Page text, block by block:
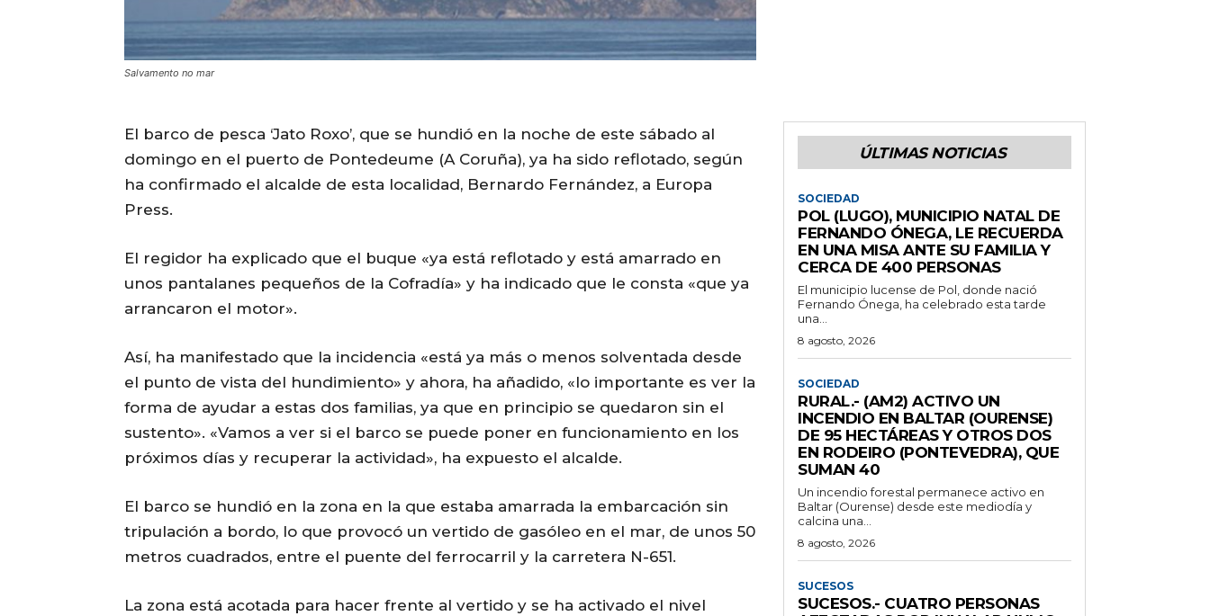
Salvamento no mar
El barco de pesca ‘Jato Roxo’, que se hundió en la noche de este sábado al
domingo en el puerto de Pontedeume (A Coruña), ya ha sido reflotado, según
ha confirmado el alcalde de esta localidad, Bernardo Fernández, a Europa
Press.
El regidor ha explicado que el buque «ya está reflotado y está amarrado en
unos pantalanes pequeños de la Cofradía» y ha indicado que le consta «que ya
arrancaron el motor».
Así, ha manifestado que la incidencia «está ya más o menos solventada desde
el punto de vista del hundimiento» y ahora, ha añadido, «lo importante es ver la
forma de ayudar a estas dos familias, ya que en principio se quedaron sin el
sustento». «Vamos a ver si el barco se puede poner en funcionamiento en los
próximos días y recuperar la actividad», ha expuesto el alcalde.
El barco se hundió en la zona en la que estaba amarrada la embarcación sin
tripulación a bordo, lo que provocó un vertido de gasóleo en el mar, de unos 50
metros cuadrados, entre el puente del ferrocarril y la carretera N-651.
La zona está acotada para hacer frente al vertido y se ha activado el nivel
ÚLTIMAS NOTICIAS
SOCIEDAD
POL (LUGO), MUNICIPIO NATAL DE
FERNANDO ÓNEGA, LE RECUERDA
EN UNA MISA ANTE SU FAMILIA Y
CERCA DE 400 PERSONAS
El municipio lucense de Pol, donde nació
Fernando Ónega, ha celebrado esta tarde
una...
8 agosto, 2026
SOCIEDAD
RURAL.- (AM2) ACTIVO UN
INCENDIO EN BALTAR (OURENSE)
DE 95 HECTÁREAS Y OTROS DOS
EN RODEIRO (PONTEVEDRA), QUE
SUMAN 40
Un incendio forestal permanece activo en
Baltar (Ourense) desde este mediodía y
calcina una...
8 agosto, 2026
SUCESOS
SUCESOS.- CUATRO PERSONAS